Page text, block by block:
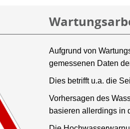
Aufgrund von
gemessenen Daten
Dies betrifft u.a. die
Vorhersagen des
basieren allerdings in